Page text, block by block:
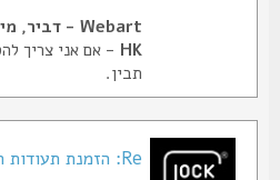
Webart - דביר, מייסד הסליק
- אם אני צריך
תבין.
Re: הזמנת תעודות החבר של הסליק